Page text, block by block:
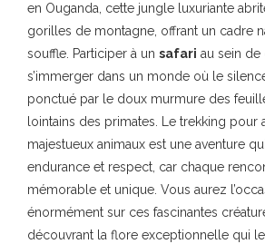
en Ouganda, cette jungle luxuriante
gorilles de montagne, offrant un cadre
souffle. Participer à un safari au sein de
s’immerger dans un monde où le
ponctué par le doux murmure des
lointains des primates. Le trekking pour
majestueux animaux est une aventure
endurance et respect, car chaque
mémorable et unique. Vous aurez
énormément sur ces fascinantes
découvrant la flore exceptionnelle qui